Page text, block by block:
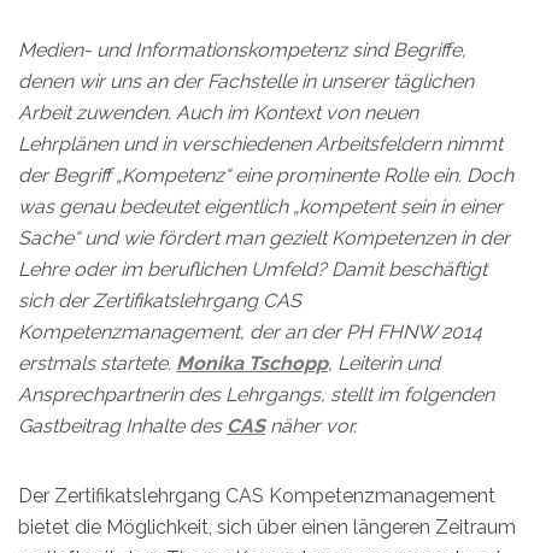
Medien- und Informationskompetenz sind Begriffe,
denen wir uns an der Fachstelle in unserer täglichen
Arbeit zuwenden. Auch im Kontext von neuen
Lehrplänen und in verschiedenen Arbeitsfeldern nimmt
der Begriff „Kompetenz“ eine prominente Rolle ein. Doch
was genau bedeutet eigentlich „kompetent sein in einer
Sache“ und wie fördert man gezielt Kompetenzen in der
Lehre oder im beruflichen Umfeld? Damit beschäftigt
sich der Zertifikatslehrgang CAS
Kompetenzmanagement, der an der PH FHNW 2014
erstmals startete. Monika Tschopp, Leiterin und
Ansprechpartnerin des Lehrgangs, stellt im folgenden
Gastbeitrag Inhalte des CASnäher vor.
Der Zertifikatslehrgang CAS Kompetenzmanagement
bietet die Möglichkeit, sich über einen längeren Zeitraum